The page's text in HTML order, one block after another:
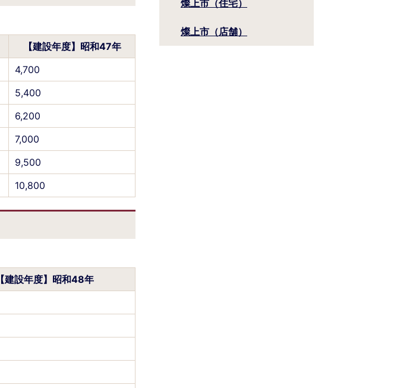
【建設年度】昭和47年
4,700
5,400
6,200
7,000
9,500
10,800
【建設年度】昭和48年
燦上市（住宅）
燦上市（店舗）